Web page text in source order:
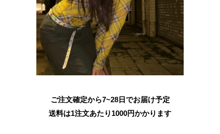
ご注文確定から7~28日でお届け予定
送料は1注文あたり 1000円かかります